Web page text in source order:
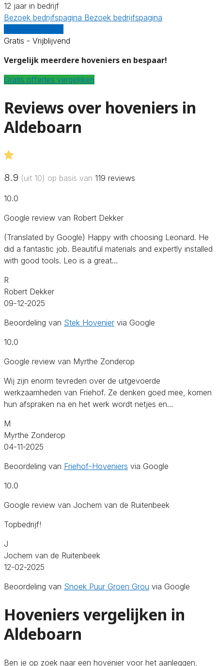
12 jaar in bedrijf
Bezoek bedrijfspagina Bezoek bedrijfspagina
Gratis - Vrijblijvend
Vergelijk meerdere hoveniers en bespaar!
Gratis offertes vergelijken
Reviews over hoveniers in
Aldeboarn
8.9 (uit 10) op basis van 119 reviews
10.0
Google review van Robert Dekker
(Translated by Google) Happy with choosing Leonard. He
did a fantastic job. Beautiful materials and expertly installed
with good tools. Leo is a great…
R
Robert Dekker
09-12-2025
Beoordeling van Stek Hovenier via Google
10.0
Google review van Myrthe Zonderop
Wij zijn enorm tevreden over de uitgevoerde
werkzaamheden van Friehof. Ze denken goed mee, komen
hun afspraken na en het werk wordt netjes en…
M
Myrthe Zonderop
04-11-2025
Beoordeling van Friehof-Hoveniers via Google
10.0
Google review van Jochem van de Ruitenbeek
Topbedrijf!
J
Jochem van de Ruitenbeek
12-02-2025
Beoordeling van Snoek Puur Groen Grou via Google
Hoveniers vergelijken in
Aldeboarn
Ben je op zoek naar een hovenier voor het aanleggen,